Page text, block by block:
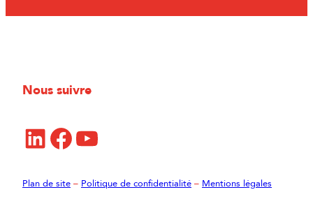
Nous suivre
LinkedIn Facebook YouTube
Plan de site – Politique de confidentialité – Mentions légales